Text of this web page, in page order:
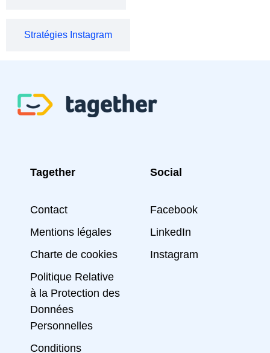
Stratégies Instagram
Tagether
Contact
Mentions légales
Charte de cookies
Politique Relative
à la Protection des
Données
Personnelles
Conditions
Social
Facebook
LinkedIn
Instagram